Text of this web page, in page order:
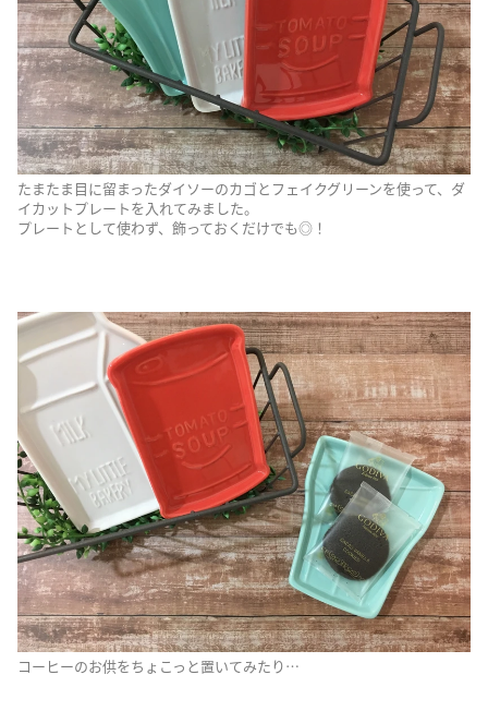
たまたま目に留まったダイソーのカゴとフェイクグリーンを使って、ダ
イカットプレートを入れてみました。
プレートとして使わず、飾っておくだけでも◎！
コーヒーのお供をちょこっと置いてみたり…